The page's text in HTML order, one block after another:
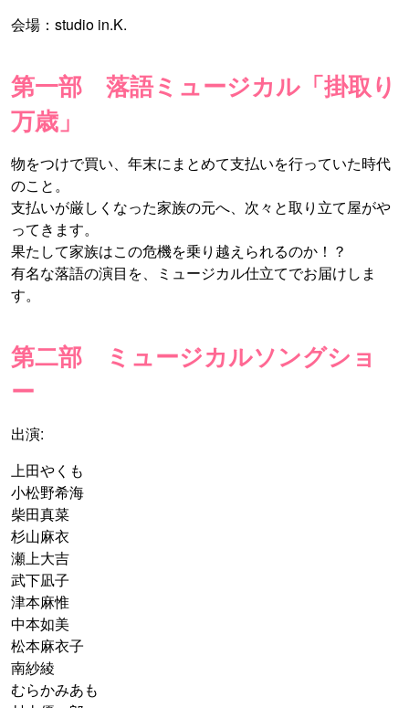
会場：studio in.K.
第一部 落語ミュージカル「掛取り
万歳」
物をつけで買い、年末にまとめて支払いを行っていた時代
のこと。
支払いが厳しくなった家族の元へ、次々と取り立て屋がや
ってきます。
果たして家族はこの危機を乗り越えられるのか！？
有名な落語の演目を、ミュージカル仕立てでお届けしま
す。
第二部 ミュージカルソングショ
ー
出演:
上田やくも
小松野希海
柴田真菜
杉山麻衣
瀬上大吉
武下凪子
津本麻惟
中本如美
松本麻衣子
南紗綾
むらかみあも